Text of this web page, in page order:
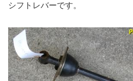
シフトレバーです。